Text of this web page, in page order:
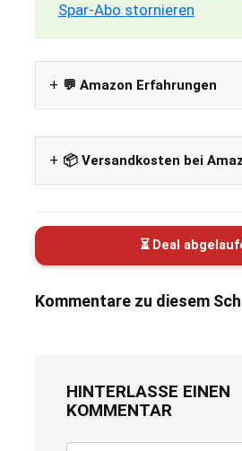
Spar-Abo stornieren
💬 Amazon Erfahrungen
📦 Versandkosten bei
⏳ Deal
Kommentare zu diesem
HINTERLASSE EINEN
KOMMENTAR